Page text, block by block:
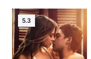
5.3